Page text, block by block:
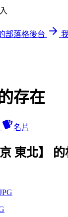
部落格後台
存在
名片
京 東北】